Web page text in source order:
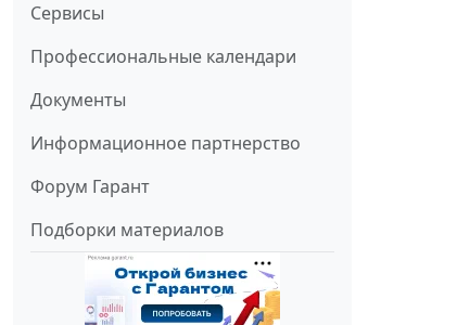
Сервисы
Профессиональные календари
Документы
Информационное партнерство
Форум Гарант
Подборки материалов